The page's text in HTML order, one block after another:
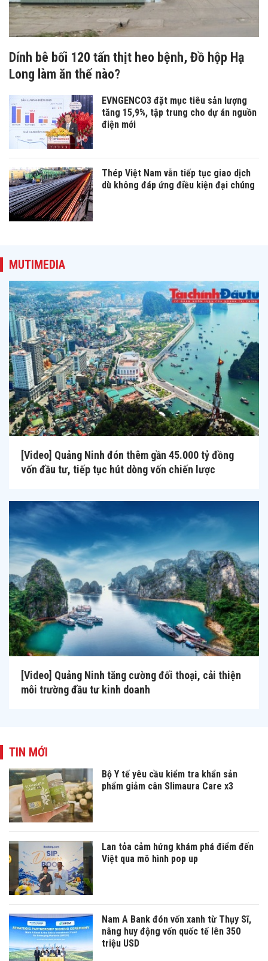
Dính bê bối 120 tấn thịt heo bệnh, Đồ hộp Hạ
Long làm ăn thế nào?
EVNGENCO3 đặt mục tiêu sản lượng
tăng 15,9%, tập trung cho dự án nguồn
điện mới
Thép Việt Nam vẫn tiếp tục giao dịch
dù không đáp ứng điều kiện đại chúng
MUTIMEDIA
[Video] Quảng Ninh đón thêm gần 45.000 tỷ đồng
vốn đầu tư, tiếp tục hút dòng vốn chiến lược
[Video] Quảng Ninh tăng cường đối thoại, cải thiện
môi trường đầu tư kinh doanh
TIN MỚI
Bộ Y tế yêu cầu kiểm tra khẩn sản
phẩm giảm cân Slimaura Care x3
Lan tỏa cảm hứng khám phá điểm đến
Việt qua mô hình pop up
Nam A Bank đón vốn xanh từ Thụy Sĩ,
nâng huy động vốn quốc tế lên 350
triệu USD